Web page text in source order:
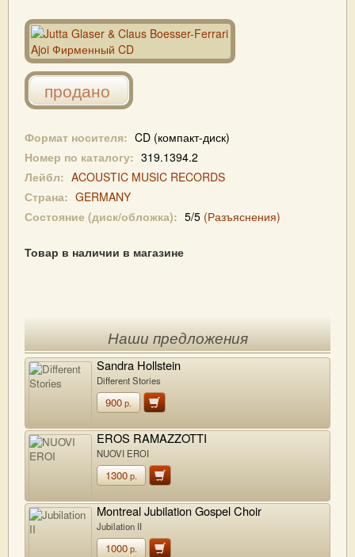
продано
Формат носителя: CD (компакт-диск)
Номер по каталогу: 319.1394.2
Лейбл: ACOUSTIC MUSIC RECORDS
Страна: GERMANY
Состояние (диск/обложка): 5/5 (Разъяснения)
Товар в наличии в магазине
Наши предложения
Sandra Hollstein
Different Stories
900р.
EROS RAMAZZOTTI
NUOVI EROI
1300р.
Montreal Jubilation Gospel Choir
Jubilation II
1000р.